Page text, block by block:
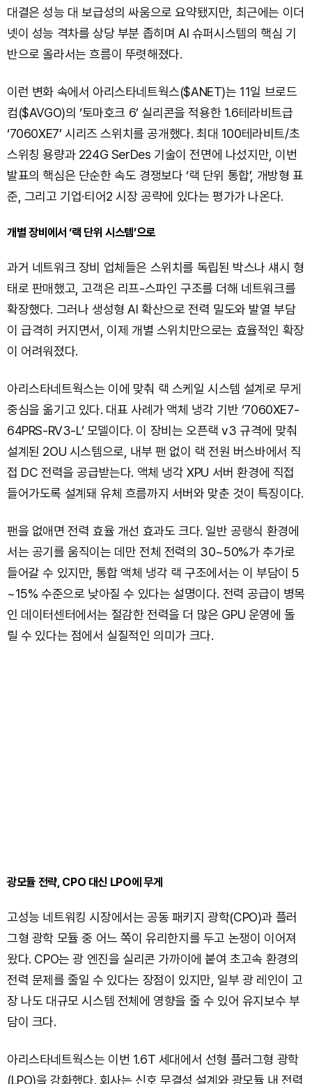
대결은 성능 대 보급성의 싸움으로 요약됐지만, 최근에는 이더
넷이 성능 격차를 상당 부분 좁히며 AI 슈퍼시스템의 핵심 기
반으로 올라서는 흐름이 뚜렷해졌다.
이런 변화 속에서 아리스타네트웍스($ANET)는 11일 브로드
컴($AVGO)의 ‘토마호크 6’ 실리콘을 적용한 1.6테라비트급
‘7060XE7’ 시리즈 스위치를 공개했다. 최대 100테라비트/초
스위칭 용량과 224G SerDes 기술이 전면에 나섰지만, 이번
발표의 핵심은 단순한 속도 경쟁보다 ‘랙 단위 통합’, 개방형 표
준, 그리고 기업·티어2 시장 공략에 있다는 평가가 나온다.
개별 장비에서 ‘랙 단위 시스템’으로
과거 네트워크 장비 업체들은 스위치를 독립된 박스나 섀시 형
태로 판매했고, 고객은 리프-스파인 구조를 더해 네트워크를
확장했다. 그러나 생성형 AI 확산으로 전력 밀도와 발열 부담
이 급격히 커지면서, 이제 개별 스위치만으로는 효율적인 확장
이 어려워졌다.
아리스타네트웍스는 이에 맞춰 랙 스케일 시스템 설계로 무게
중심을 옮기고 있다. 대표 사례가 액체 냉각 기반 ‘7060XE7-
64PRS-RV3-L’ 모델이다. 이 장비는 오픈랙 v3 규격에 맞춰
설계된 2OU 시스템으로, 내부 팬 없이 랙 전원 버스바에서 직
접 DC 전력을 공급받는다. 액체 냉각 XPU 서버 환경에 직접
들어가도록 설계돼 유체 흐름까지 서버와 맞춘 것이 특징이다.
팬을 없애면 전력 효율 개선 효과도 크다. 일반 공랭식 환경에
서는 공기를 움직이는 데만 전체 전력의 30~50%가 추가로
들어갈 수 있지만, 통합 액체 냉각 랙 구조에서는 이 부담이 5
~15% 수준으로 낮아질 수 있다는 설명이다. 전력 공급이 병목
인 데이터센터에서는 절감한 전력을 더 많은 GPU 운영에 돌
릴 수 있다는 점에서 실질적인 의미가 크다.
광모듈 전략, CPO 대신 LPO에 무게
고성능 네트워킹 시장에서는 공동 패키지 광학(CPO)과 플러
그형 광학 모듈 중 어느 쪽이 유리한지를 두고 논쟁이 이어져
왔다. CPO는 광 엔진을 실리콘 가까이에 붙여 초고속 환경의
전력 문제를 줄일 수 있다는 장점이 있지만, 일부 광 레인이 고
장 나도 대규모 시스템 전체에 영향을 줄 수 있어 유지보수 부
담이 크다.
아리스타네트웍스는 이번 1.6T 세대에서 선형 플러그형 광학
(LPO)을 강화했다. 회사는 신호 무결성 설계와 광모듈 내 전력